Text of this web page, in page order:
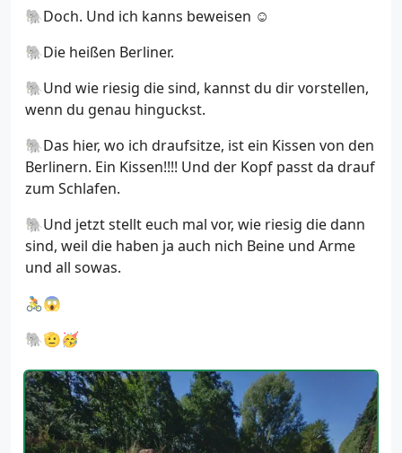
🐘Doch. Und ich kanns beweisen ☺️
🐘Die heißen Berliner.
🐘Und wie riesig die sind, kannst du dir vorstellen,
wenn du genau hinguckst.
🐘Das hier, wo ich draufsitze, ist ein Kissen von den
Berlinern. Ein Kissen!!!! Und der Kopf passt da drauf
zum Schlafen.
🐘Und jetzt stellt euch mal vor, wie riesig die dann
sind, weil die haben ja auch nich Beine und Arme
und all sowas.
🚴😱
🐘🫡🥳